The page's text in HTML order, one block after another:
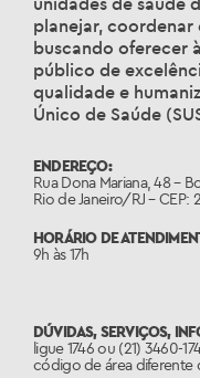
planejar, coordenar
buscando oferecer
público de
qualidade e
Único de Saúde
ENDEREÇO:
Rua Dona Mariana, 48 –
Rio de Janeiro/RJ – CEP:
HORÁRIO DE
9h às 17h
DÚVIDAS, SERVIÇOS,
ligue 1746 ou (21) 3460-
código de área diferente